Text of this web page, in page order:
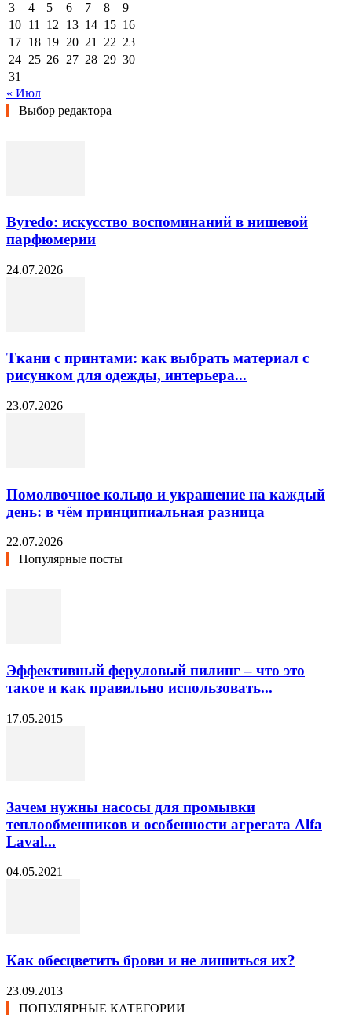
3
4 5 6 7 8
9
10 11 12 13 14 15 16
17 18 19 20 21 22 23
24 25 26 27 28 29 30
31
« Июл
Выбор редактора
Byredo: искусство воспоминаний в нишевой
парфюмерии
24.07.2026
Ткани с принтами: как выбрать материал с
рисунком для одежды, интерьера...
23.07.2026
Помолвочное кольцо и украшение на каждый
день: в чём принципиальная разница
22.07.2026
Популярные посты
Эффективный феруловый пилинг – что это
такое и как правильно использовать...
17.05.2015
Зачем нужны насосы для промывки
теплообменников и особенности агрегата Alfa
Laval...
04.05.2021
Как обесцветить брови и не лишиться их?
23.09.2013
ПОПУЛЯРНЫЕ КАТЕГОРИИ